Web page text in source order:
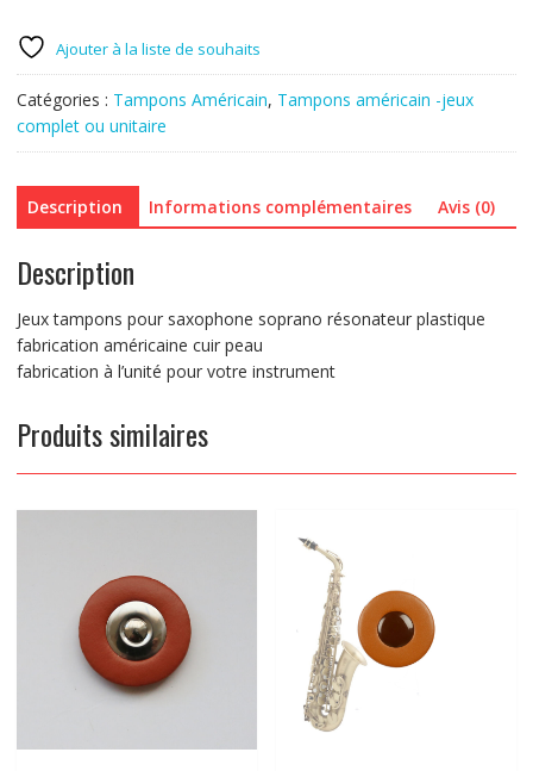
saxophone
soprano
résonateur
plastique
Ajouter à la liste de souhaits
Catégories : Tampons Américain, Tampons américain -jeux
complet ou unitaire
Description Informations complémentaires Avis (0)
Description
Jeux tampons pour saxophone soprano résonateur plastique
fabrication américaine cuir peau
fabrication à l’unité pour votre instrument
Produits similaires